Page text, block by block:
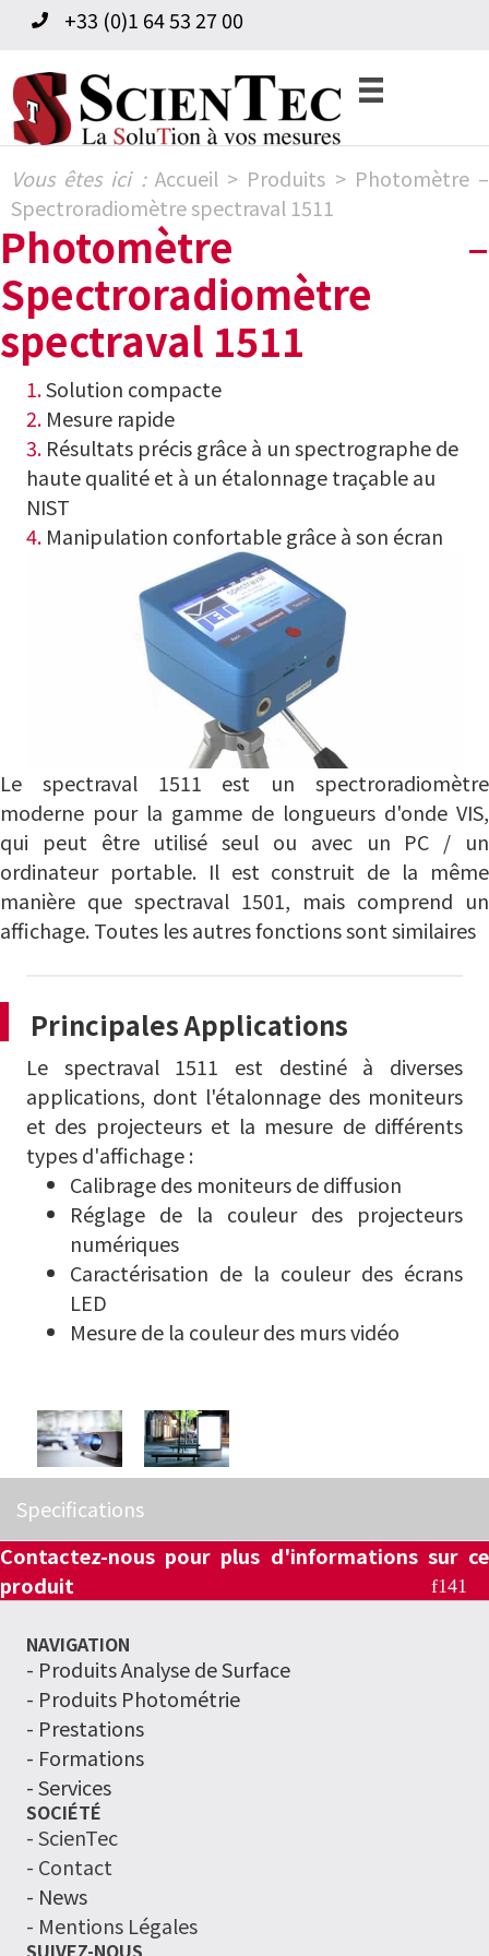
primary
navigation
content
+33 (0)1 64 53 27 00
Vous êtes ici : Accueil > Produits > Photomètre –
Spectroradiomètre spectraval 1511
Photomètre –
Spectroradiomètre
spectraval 1511
1.Solution compacte
2. Mesure rapide
3. Résultats précis grâce à un spectrographe de
haute qualité et à un étalonnage traçable au
NIST
4. Manipulation confortable grâce à son écran
Le spectraval 1511 est un spectroradiomètre
moderne pour la gamme de longueurs d'onde VIS,
qui peut être utilisé seul ou avec un PC / un
ordinateur portable. Il est construit de la même
manière que spectraval 1501, mais comprend un
affichage. Toutes les autres fonctions sont similaires
Principales Applications
Le spectraval 1511 est destiné à diverses
applications, dont l'étalonnage des moniteurs
et des projecteurs et la mesure de différents
types d'affichage :
Calibrage des moniteurs de diffusion
Réglage de la couleur des projecteurs
numériques
Caractérisation de la couleur des écrans
LED
Mesure de la couleur des murs vidéo
Specifications
Contactez-nous pour plus d'informations sur ce
produit
NAVIGATION
- Produits Analyse de Surface
- Produits Photométrie
- Prestations
- Formations
- Services
SOCIÉTÉ
- ScienTec
- Contact
- News
- Mentions Légales